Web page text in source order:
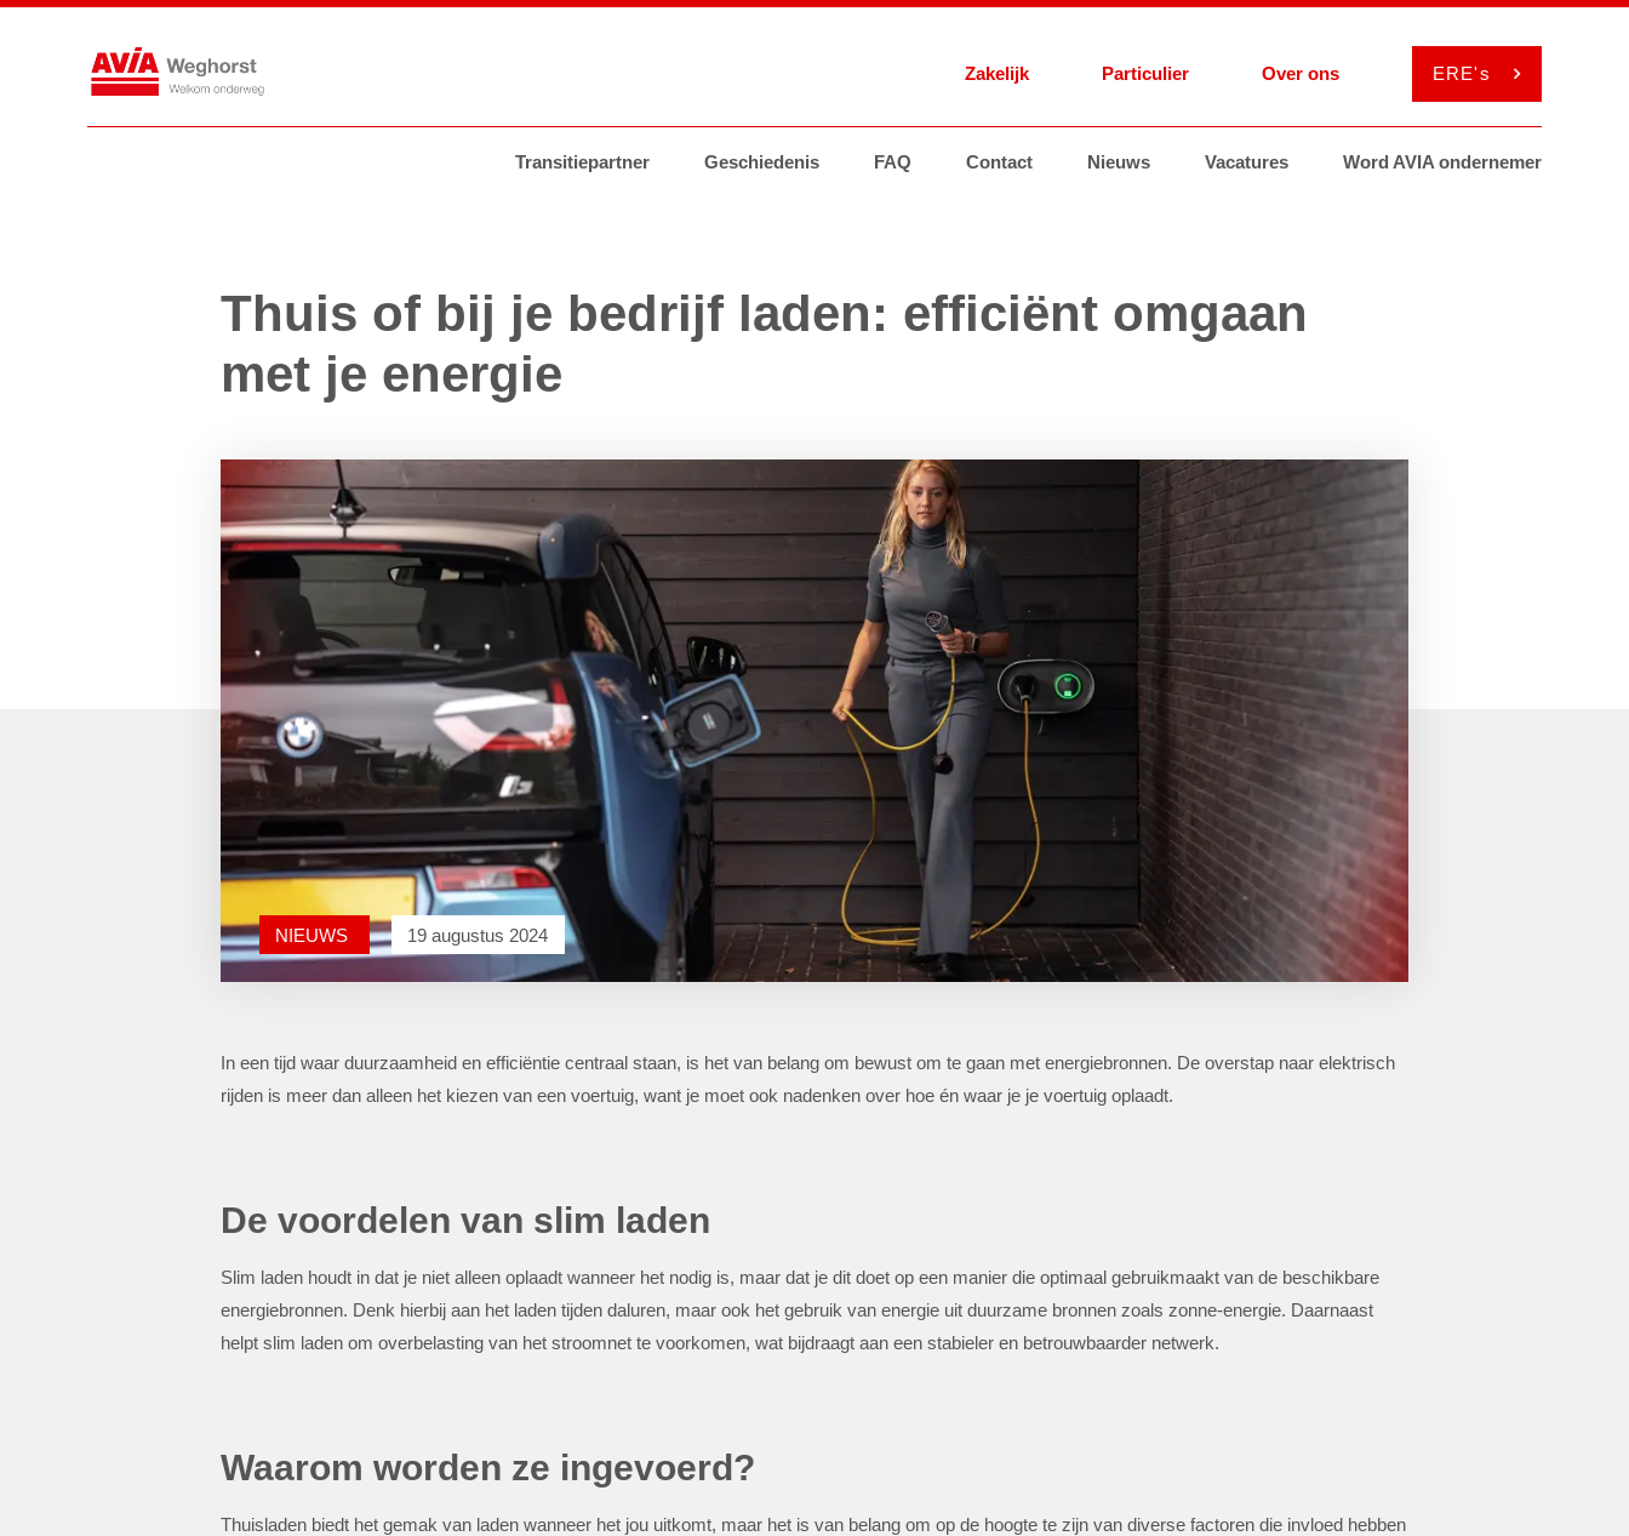
Zakelijk
AVIA Energie Brandstoffen AVIA Card Groothandel Services Smeermiddelen MyAVIA
Particulier
Tankstations Brandstoffen Services Smeermiddelen ViaAVIA
Over ons
Transitiepartner Geschiedenis FAQ Contact Nieuws Vacatures Word AVIA ondernemer
ERE's
Thuis of bij je bedrijf laden: efficiënt omgaan
met je energie
NIEUWS 19 augustus 2024
In een tijd waar duurzaamheid en efficiëntie centraal staan, is het van belang om bewust om te gaan met energiebronnen. De overstap naar elektrisch
rijden is meer dan alleen het kiezen van een voertuig, want je moet ook nadenken over hoe én waar je je voertuig oplaadt.
De voordelen van slim laden
Slim laden houdt in dat je niet alleen oplaadt wanneer het nodig is, maar dat je dit doet op een manier die optimaal gebruikmaakt van de beschikbare
energiebronnen. Denk hierbij aan het laden tijden daluren, maar ook het gebruik van energie uit duurzame bronnen zoals zonne-energie. Daarnaast
helpt slim laden om overbelasting van het stroomnet te voorkomen, wat bijdraagt aan een stabieler en betrouwbaarder netwerk.
Waarom worden ze ingevoerd?
Thuisladen biedt het gemak van laden wanneer het jou uitkomt, maar het is van belang om op de hoogte te zijn van diverse factoren die invloed hebben